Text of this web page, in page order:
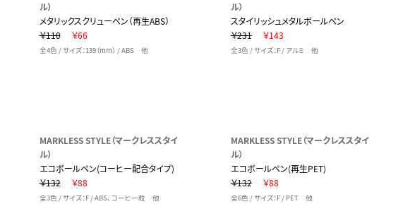
ル）
メタリックスクリューペン（再生ABS）
￥110
￥66
全4色 / サイズ：139（mm） / ABS 他
ル）
スタイリッシュメタルボールペン
￥231
￥143
全3色 / サイズ：F / アルミ 他
MARKLESS STYLE（マークレススタイ
ル）
エコボールペン(コーヒー配合タイプ)
￥132
￥88
全3色 / サイズ：F / ABS、コーヒー粒 他
MARKLESS STYLE（マークレススタイ
ル）
エコボールペン(再生PET)
￥132
￥88
全6色 / サイズ：F / PET 他